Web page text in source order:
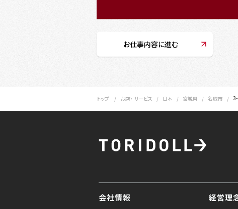
お仕事内容に進む
トップ お店・ サービス 日本 宮城県 名取市
会社情報 経営理